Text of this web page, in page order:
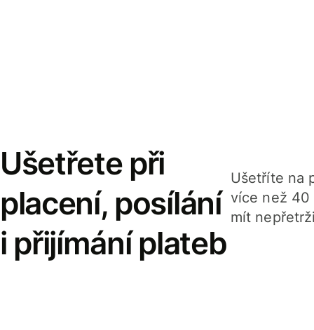
Ušetřete při
placení, posílání
i přijímání plateb
Ušetříte na
více než 40
mít